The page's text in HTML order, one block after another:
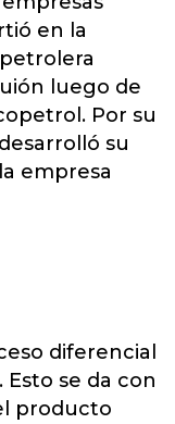
en la
luego de
Por su
su
empresa
diferencial
se da con
producto